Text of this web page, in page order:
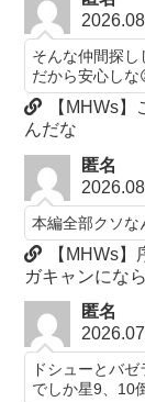
そんな仲間探
だから安心しな
【MHWs
んだな
匿名
本編全部クソ
【MHWs
ガキャンにな
匿名
ドシューとバ
でしか星9、10